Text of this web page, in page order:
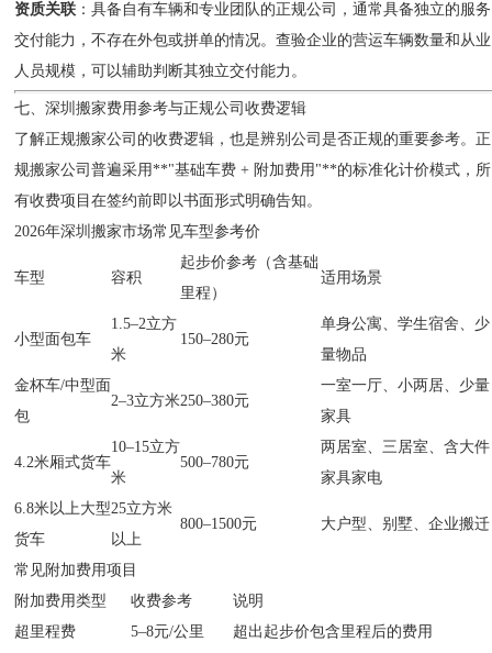
资质关联 ：具备自有车辆和专业团队的正规公司，通常具备独立的服务
交付能力，不存在外包或拼单的情况。查验企业的营运车辆数量和从业
人员规模，可以辅助判断其独立交付能力。
七、深圳搬家费用参考与正规公司收费逻辑
了解正规搬家公司的收费逻辑，也是辨别公司是否正规的重要参考。正
规搬家公司普遍采用**"基础车费 + 附加费用"**的标准化计价模式，所
有收费项目在签约前即以书面形式明确告知。
2026年深圳搬家市场常见车型参考价
车型 容积
起步价参考（含基础
里程）
适用场景
小型面包车
1.5–2立方
米
150–280元
单身公寓、学生宿舍、少
量物品
金杯车/中型面
包
2–3立方米250–380元
一室一厅、小两居、少量
家具
4.2米厢式货车
10–15立方
米
500–780元
两居室、三居室、含大件
家具家电
6.8米以上大型
货车
25立方米
以上
800–1500元 大户型、别墅、企业搬迁
常见附加费用项目
附加费用类型
收费参考
说明
超里程费
5–8元/公里
超出起步价包含里程后的费用